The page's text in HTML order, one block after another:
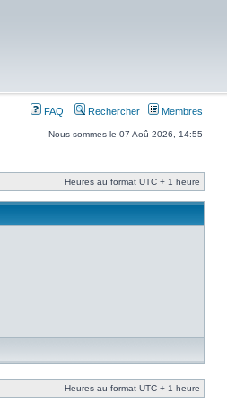
FAQ Rechercher Membres
Nous sommes le 07 Aoû 2026, 14:55
Heures au format UTC + 1 heure
Heures au format UTC + 1 heure